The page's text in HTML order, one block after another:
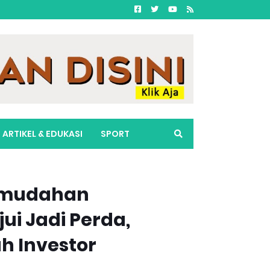
ARTIKEL & EDUKASI SPORT
Jadi Perda,
Investor